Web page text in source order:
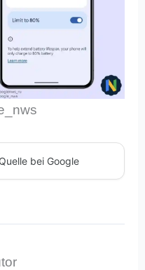
bei Google